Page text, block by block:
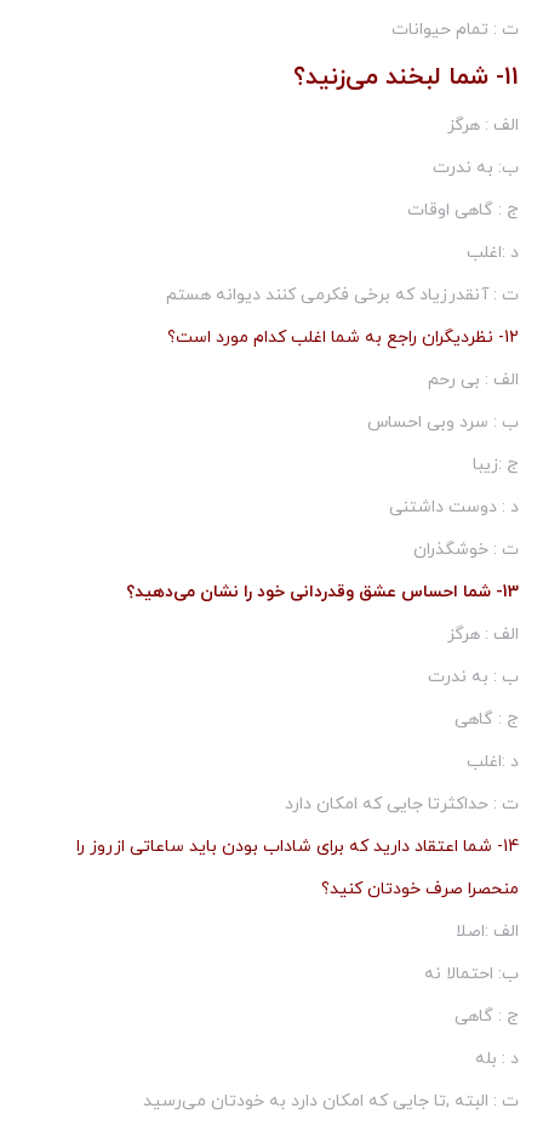
ت : تمام حیوانات
11- شما لبخند می‌زنید؟
الف : هرگز
ب: به ندرت
ج : گاهی اوقات
د :اغلب
ت : آنقدرزیاد كه برخی فكرمی كنند دیوانه هستم
12- نظردیگران راجع به شما اغلب كدام مورد است؟
الف : بی رحم
ب : سرد وبی احساس
ج :زیبا
د : دوست داشتنی
ت : خوشگذران
13- شما احساس عشق وقدردانی خود را نشان می‌دهید؟
الف : هرگز
ب : به ندرت
ج : گاهی
د :اغلب
ت : حداكثرتا جایی كه امكان دارد
14- شما اعتقاد دارید كه برای شاداب بودن باید ساعاتی ازروز را
منحصرا صرف خودتان كنید؟
الف :اصلا
ب: احتمالا نه
ج : گاهی
د : بله
ت : البته ,تا جایی كه امكان دارد به خودتان می‌رسید